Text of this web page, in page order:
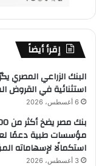
إقرأ أيضاً
البنك الزراعي المصري
استثنائية في القروض
6 أغسطس، 2026
مؤسسات طبية دعمًا
استكمالًا لإسهاماته
3 أغسطس، 2026